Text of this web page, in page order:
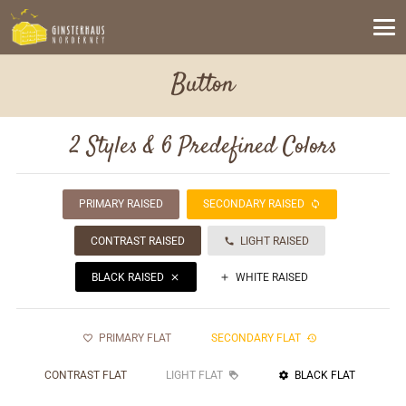
Button
2 Styles & 6 Predefined Colors
PRIMARY RAISED SECONDARY RAISED loop
CONTRAST RAISED call LIGHT RAISED
BLACK RAISED clear add WHITE RAISED
favorite_outline PRIMARY FLAT SECONDARY FLAT history
CONTRAST FLAT LIGHT FLAT loyalty settings BLACK FLAT